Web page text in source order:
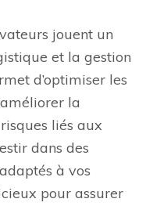
jouent un
et la gestion
d’optimiser les
la
liés aux
dans des
à vos
pour assurer